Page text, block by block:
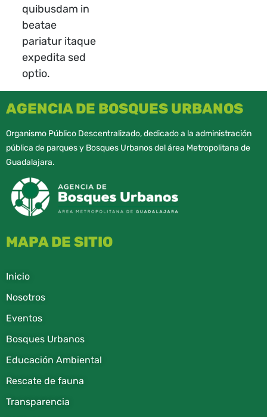
quibusdam in
beatae
pariatur itaque
expedita sed
optio.
AGENCIA DE BOSQUES URBANOS
Organismo Público Descentralizado, dedicado a la administración
pública de parques y Bosques Urbanos del área Metropolitana de
Guadalajara.
MAPA DE SITIO
Inicio
Nosotros
Eventos
Bosques Urbanos
Educación Ambiental
Rescate de fauna​
Transparencia